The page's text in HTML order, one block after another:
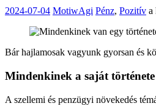
2024-07-04 MotiwAgi Pénz, Pozitív a
Bár hajlamosak vagyunk gyorsan és
Mindenkinek a saját
A szellemi és penzügyi növekedés